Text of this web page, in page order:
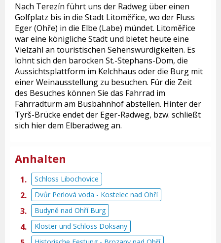
Nach Terezín führt uns der Radweg über einen
Golfplatz bis in die Stadt Litoměřice, wo der Fluss
Eger (Ohře) in die Elbe (Labe) mündet. Litoměřice
war eine königliche Stadt und bietet heute eine
Vielzahl an touristischen Sehenswürdigkeiten. Es
lohnt sich den barocken St.-Stephans-Dom, die
Aussichtsplattform im Kelchhaus oder die Burg mit
einer Weinausstellung zu besuchen. Für die Zeit
des Besuches können Sie das Fahrrad im
Fahrradturm am Busbahnhof abstellen. Hinter der
Tyrš-Brücke endet der Eger-Radweg, bzw. schließt
sich hier dem Elberadweg an.
Anhalten
Schloss Libochovice
Dvůr Perlová voda - Kostelec nad Ohří
Budyně nad Ohří Burg
Kloster und Schloss Doksany